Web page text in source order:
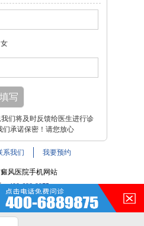
们将及时反馈给医生进行诊
们承诺保密！请您放心
系我们 我要预约
风医院手机网站
：400-688-9875
陵路与裕溪路交叉路口
不能作为诊断及医疗依据，服用